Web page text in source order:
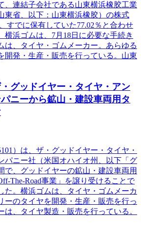
、連結子会社である山東横浜橡胶工業
東省、以下：山東横浜橡胶）の株式
すでに保有していた77.02％と合わせ
横浜ゴムは、7月18日に必要な手続き
は、タイヤ・ゴムメーカー。あらゆる
開発・生産・販売を行っている。山東
グッドイヤー・タイヤ・アン
パニーから鉱山・建設車両用タ
）は、ザ・グッドイヤー・タイヤ・
パニー社（米国オハイオ州、以下「グ
で、グッドイヤーの鉱山・建設車両用
The-Road事業」を譲り受けることで
た。横浜ゴムは、タイヤ・ゴムメーカ
ーのタイヤを開発・生産・販売を行っ
は、タイヤ製造・販売を行っている。